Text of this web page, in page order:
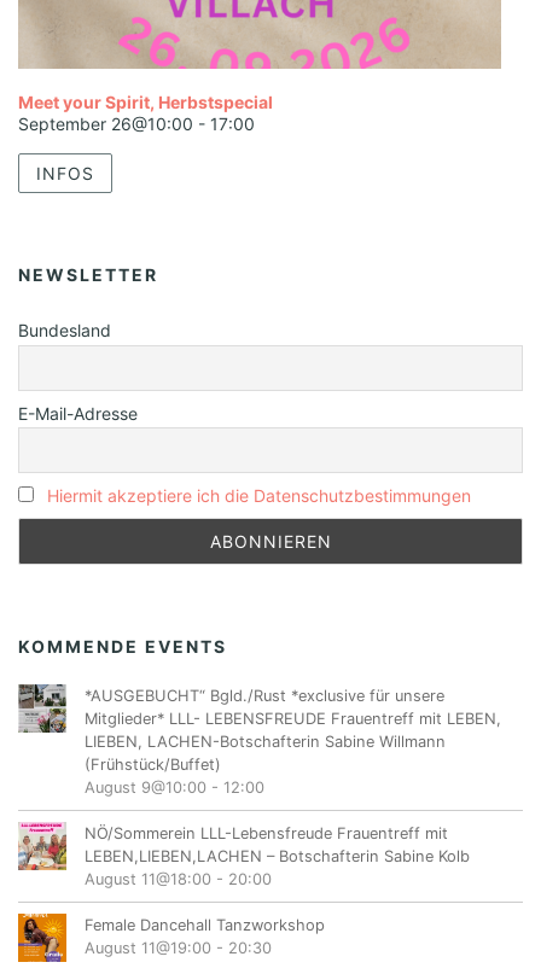
Meet your Spirit, Herbstspecial
September 26@10:00 - 17:00
INFOS
NEWSLETTER
Bundesland
E-Mail-Adresse
Hiermit akzeptiere ich die Datenschutzbestimmungen
KOMMENDE EVENTS
*AUSGEBUCHT“ Bgld./Rust *exclusive für unsere
Mitglieder* LLL- LEBENSFREUDE Frauentreff mit LEBEN,
LIEBEN, LACHEN-Botschafterin Sabine Willmann
(Frühstück/Buffet)
August 9@10:00 - 12:00
NÖ/Sommerein LLL-Lebensfreude Frauentreff mit
LEBEN,LIEBEN,LACHEN – Botschafterin Sabine Kolb
August 11@18:00 - 20:00
Female Dancehall Tanzworkshop
August 11@19:00 - 20:30